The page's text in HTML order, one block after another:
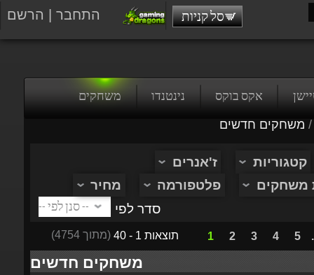
התחבר הרשם סל קניות
אקס בוקס נינטנדו משחקים
/משחקים חדשים
קטגוריות
ז'אנרים
משחקים
פלטפורמה
מחיר
סדר לפי
תוצאות 1 - 40 (מתוך 4754) 1 2 3
משחקים חדשים